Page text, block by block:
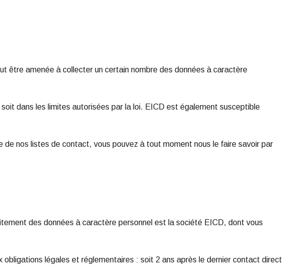
être amenée à collecter un certain nombre des données à caractère
dans les limites autorisées par la loi. EICD est également susceptible
nos listes de contact, vous pouvez à tout moment nous le faire savoir par
des données à caractère personnel est la société EICD, dont vous
légales et réglementaires : soit 2 ans après le dernier contact direct